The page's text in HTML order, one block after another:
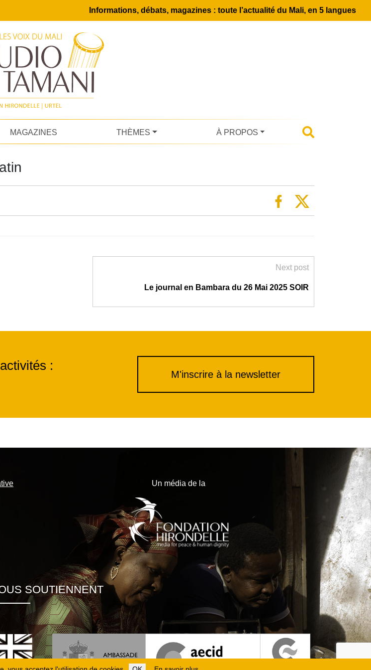
Informations, débats, magazines : toute l’actualité du Mali, en 5 langues
MAGAZINES THÈMES À PROPOS
Next post
Le journal en Bambara du 26 Mai 2025 SOIR
:
M'inscrire à la newsletter
Un média de la
SOUTIENNENT